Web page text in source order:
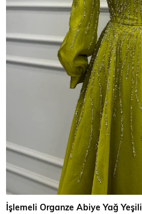
İşlemeli Organze Abiye Yağ Yeşili